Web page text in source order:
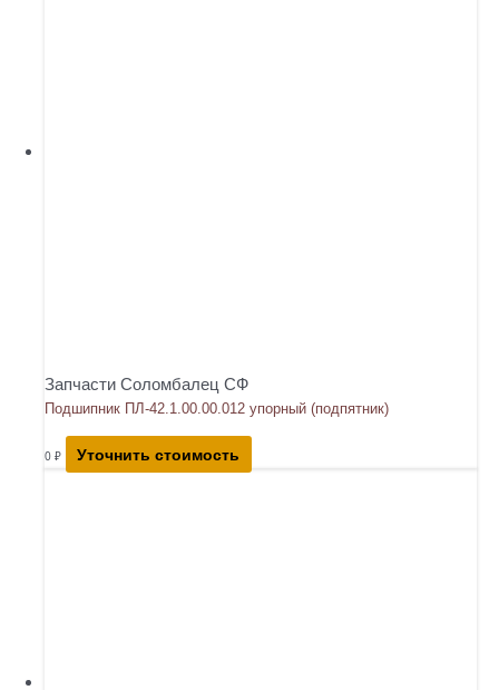
Запчасти Соломбалец СФ
Подшипник ПЛ-42.1.00.00.012 упорный (подпятник)
0 ₽ Уточнить стоимость